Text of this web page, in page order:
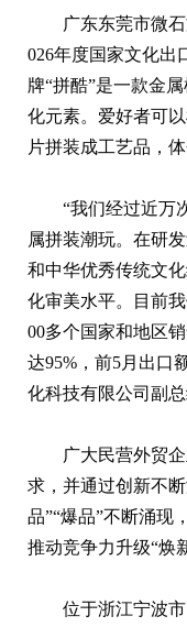
广东东莞市微
026年度国家文化出
牌“拼酷”是一款金
化元素。爱好者可
片拼装成工艺品，
“我们经过近万
属拼装潮玩。在研
和中华优秀传统文
化审美水平。目前
00多个国家和地区
达95%，前5月出口
化科技有限公司副总
广大民营外贸
求，并通过创新不
品”“爆品”不断涌现
推动竞争力升级“焕
位于浙江宁波